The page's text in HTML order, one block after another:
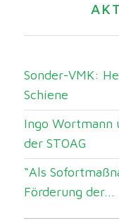
Sonder-VMK:
Schiene
Ingo Wortmann
der STOAG
“Als
Förderung der...